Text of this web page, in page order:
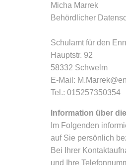
Micha Marrek
Behördlicher
Schulamt für den
Hauptstr. 92
58332 Schwelm
E-Mail:
Tel.: 015257350354
Information über
Im Folgenden
auf Sie persönlich
Bei Ihrer
und Ihre